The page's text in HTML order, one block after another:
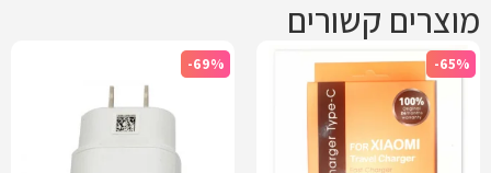
מוצרים קשורים
-65%
-69%